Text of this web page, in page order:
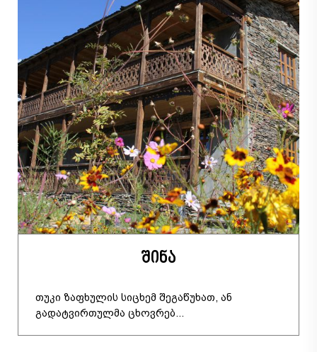
შინა
თუკი ზაფხულის სიცხემ შეგაწუხათ, ან
გადატვირთულმა ცხოვრებ...